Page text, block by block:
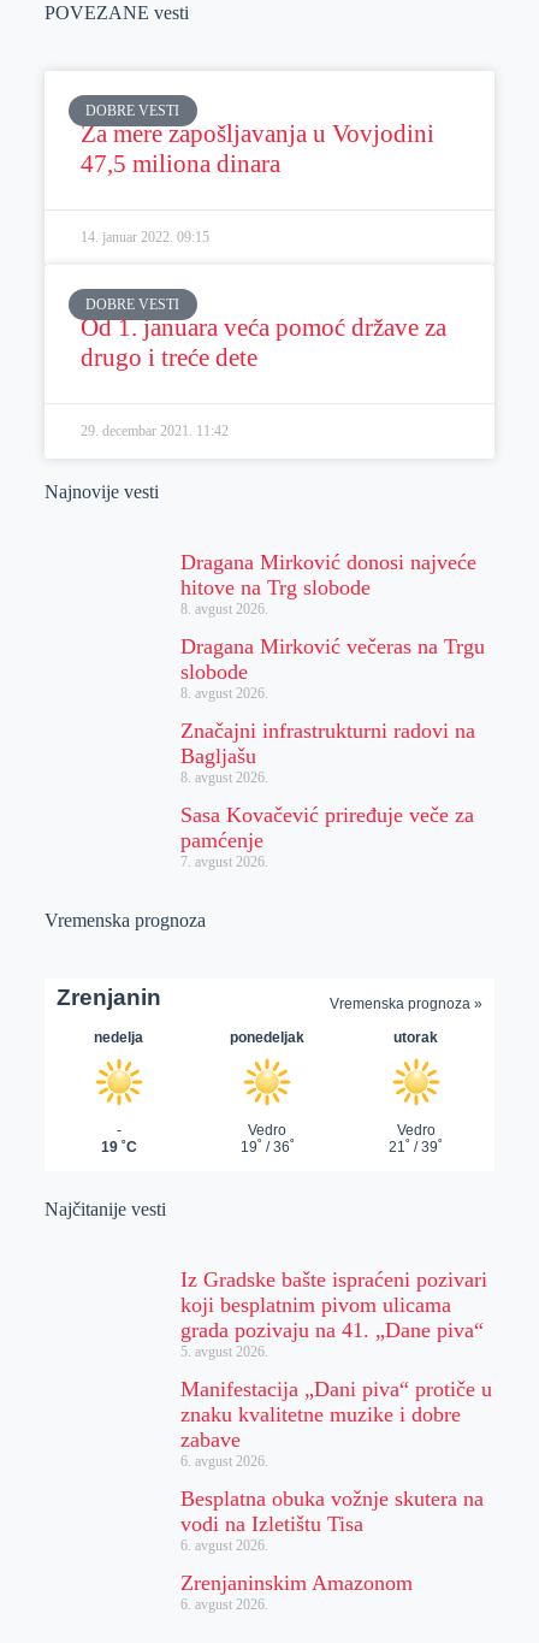
POVEZANE vesti
DOBRE VESTI
Za mere zapošljavanja u Vovjodini
47,5 miliona dinara
14. januar 2022. 09:15
DOBRE VESTI
Od 1. januara veća pomoć države za
drugo i treće dete
29. decembar 2021. 11:42
Najnovije vesti
Dragana Mirković donosi najveće
hitove na Trg slobode
8. avgust 2026.
Dragana Mirković večeras na Trgu
slobode
8. avgust 2026.
Značajni infrastrukturni radovi na
Bagljašu
8. avgust 2026.
Sasa Kovačević priređuje veče za
pamćenje
7. avgust 2026.
Vremenska prognoza
Najčitanije vesti
Iz Gradske bašte ispraćeni pozivari
koji besplatnim pivom ulicama
grada pozivaju na 41. „Dane piva“
5. avgust 2026.
Manifestacija „Dani piva“ protiče u
znaku kvalitetne muzike i dobre
zabave
6. avgust 2026.
Besplatna obuka vožnje skutera na
vodi na Izletištu Tisa
6. avgust 2026.
Zrenjaninskim Amazonom
6. avgust 2026.